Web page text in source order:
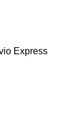
Express